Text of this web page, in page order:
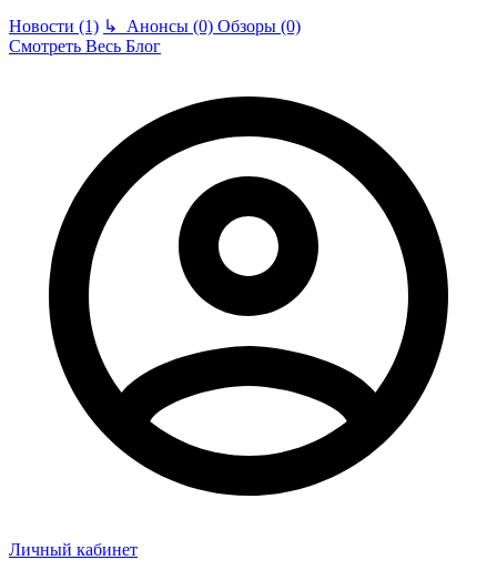
Новости (1) ↳ Анонсы (0) Обзоры (0)
Смотреть Весь Блог
Личный кабинет